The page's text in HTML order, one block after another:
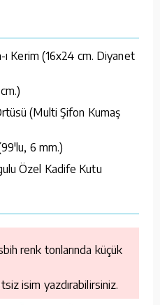
ı Kerim (16x24 cm. Diyanet
(Multi Şifon Kumaş
6 mm.)
Özel Kadife Kutu
renk tonlarında küçük
isim yazdırabilirsiniz.